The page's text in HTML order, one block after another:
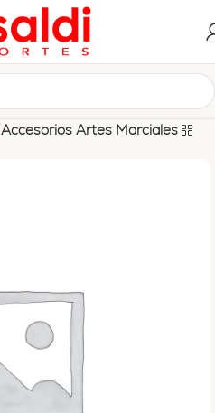
Accesorios Artes Marciales